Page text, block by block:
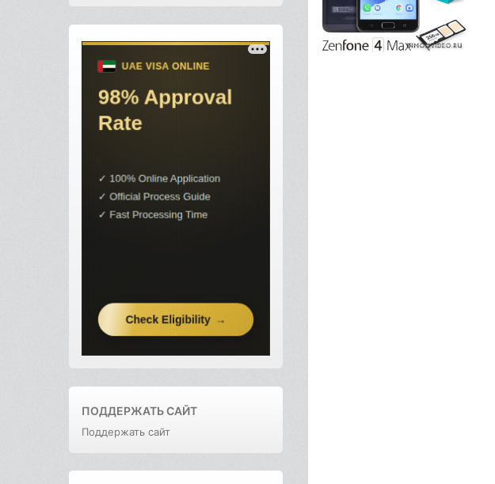
ПОДДЕРЖАТЬ САЙТ
Поддержать сайт